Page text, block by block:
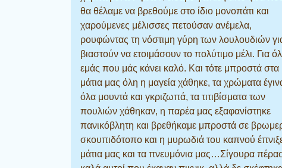
θα θέλαμε να βρεθούμε στο ίδιο μονοπάτι και
χαρούμενες μέλισσες πετούσαν ανέμελα,
ρουφώντας τη νόστιμη γύρη των λουλουδιών
βιαστούν να ετοιμάσουν το πολύτιμο μέλι. Για
εμάς που μάς κάνει καλό. Και τότε μπροστά στα
μάτια μας όλη η μαγεία χάθηκε, τα χρώματα
όλα μουντά και γκριζωπά, τα τιτιβίσματα των
πουλιών χάθηκαν, η παρέα μας εξαφανίστηκε
πανικόβλητη και βρεθήκαμε μπροστά σε
σκουπιδότοπο και η μυρωδιά του καπνού
μάτια μας και τα πνευμόνια μας…Σίγουρα